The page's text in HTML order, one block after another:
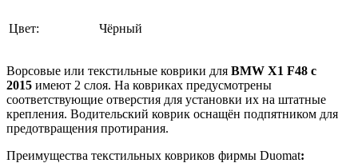
Цвет: Чёрный
Ворсовые или текстильные коврики для BMW X1 F48 с
2015 имеют 2 слоя. На ковриках предусмотрены
соответствующие отверстия для установки их на штатные
крепления. Водительский коврик оснащён подпятником для
предотвращения протирания.
Преимущества текстильных ковриков фирмы Duomat: